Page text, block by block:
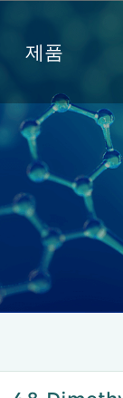
제품